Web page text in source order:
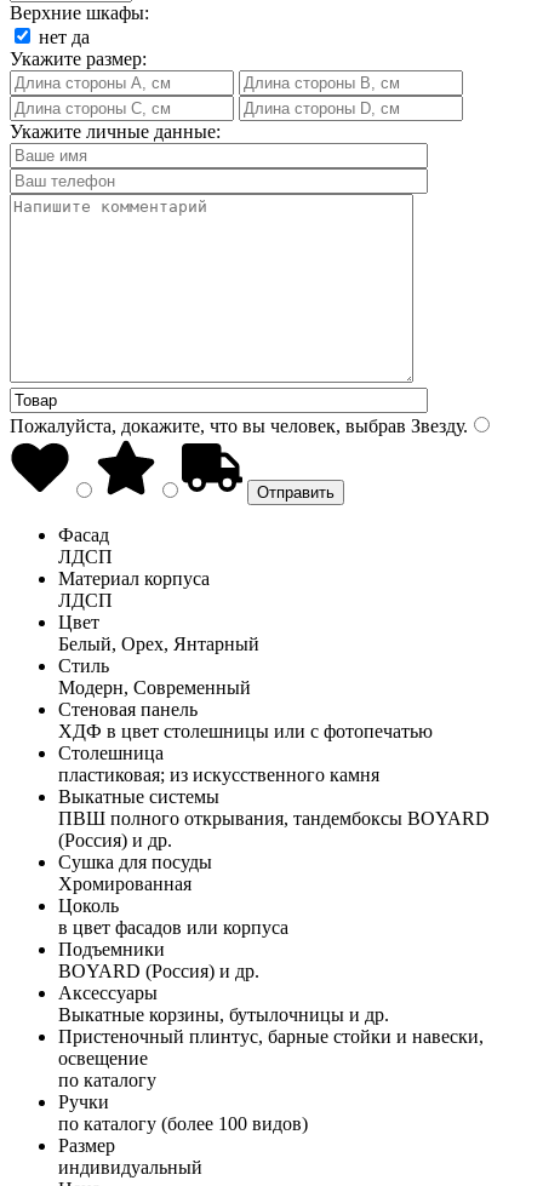
Верхние шкафы:
нет да
Укажите размер:
Укажите личные данные:
Пожалуйста, докажите, что вы человек, выбрав Звезду.
Фасад
ЛДСП
Материал корпуса
ЛДСП
Цвет
Белый, Орех, Янтарный
Стиль
Модерн, Современный
Стеновая панель
ХДФ в цвет столешницы или с фотопечатью
Столешница
пластиковая; из искусственного камня
Выкатные системы
ПВШ полного открывания, тандембоксы BOYARD
(Россия) и др.
Сушка для посуды
Хромированная
Цоколь
в цвет фасадов или корпуса
Подъемники
BOYARD (Россия) и др.
Аксессуары
Выкатные корзины, бутылочницы и др.
Пристеночный плинтус, барные стойки и навески,
освещение
по каталогу
Ручки
по каталогу (более 100 видов)
Размер
индивидуальный